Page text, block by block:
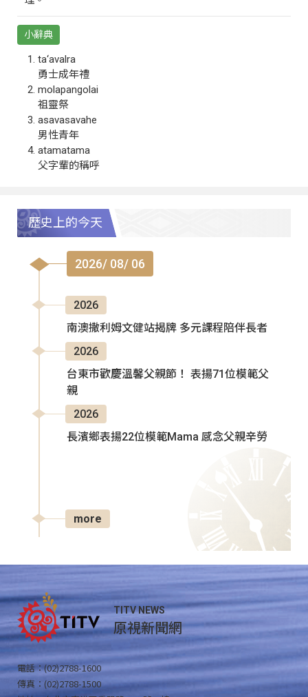
小辭典
ta‘avalra
勇士成年禮
molapangolai
祖靈祭
asavasavahe
男性青年
atamatama
父字輩的稱呼
歷史上的今天
2026/ 08/ 06
2026
南澳撒利姆文健站揭牌 多元課程陪伴長者
2026
台東市歡慶溫馨父親節！ 表揚71位模範父
親
2026
長濱鄉表揚22位模範Mama 感念父親辛勞
more
TITV NEWS
原視新聞網
電話：(02)2788-1600
傳真：(02)2788-1500